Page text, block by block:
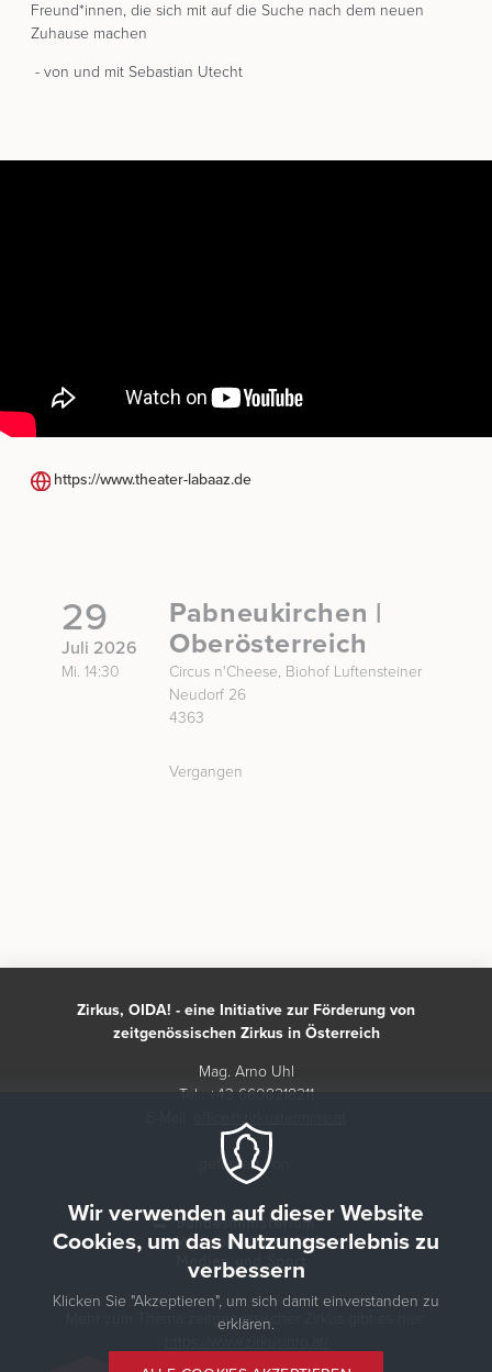
Freund*innen, die sich mit auf die Suche nach dem neuen
Zuhause machen
- von und mit Sebastian Utecht
https://www.theater-labaaz.de
29
Juli 2026
Mi. 14:30
Pabneukirchen |
Oberösterreich
Circus n'Cheese, Biohof Luftensteiner
Neudorf 26
4363
Vergangen
Zirkus, OIDA! - eine Initiative zur Förderung von
zeitgenössischen Zirkus in Österreich
Mag. Arno Uhl
Tel.: +43 6608218211
gefördert von:
Mehr zum Thema zeitgenössischer Zirkus gibt es hier:
Wir verwenden auf dieser Website
Cookies, um das Nutzungserlebnis zu
verbessern
Klicken Sie "Akzeptieren", um sich damit einverstanden zu
erklären.